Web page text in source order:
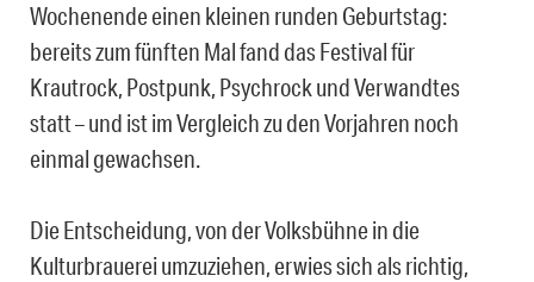
Wochenende einen kleinen runden Geburtstag:
bereits zum fünften Mal fand das Festival für
Krautrock, Postpunk, Psychrock und Verwandtes
statt – und ist im Vergleich zu den Vorjahren noch
einmal gewachsen.
Die Entscheidung, von der Volksbühne in die
Kulturbrauerei umzuziehen, erwies sich als richtig,